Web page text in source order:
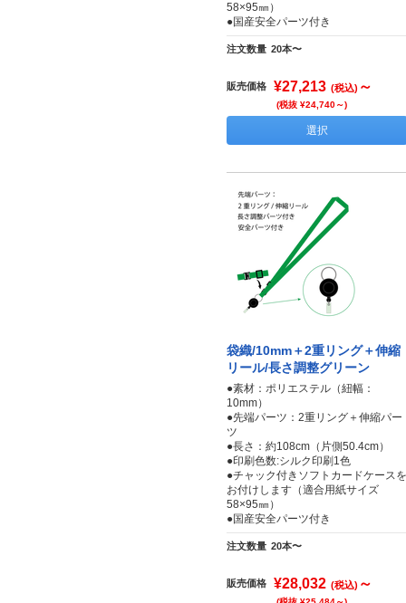
58×95㎜）
●国産安全パーツ付き
注文数量 20本〜
販売価格 ¥27,213 (税込) ～
(税抜 ¥24,740～)
選択
袋織/10mm＋2重リング＋伸縮
リール/長さ調整グリーン
●素材：ポリエステル（紐幅：
10mm）
●先端パーツ：2重リング＋伸縮パー
ツ
●長さ：約108cm（片側50.4cm）
●印刷色数:シルク印刷1色
●チャック付きソフトカードケースを
お付けします（適合用紙サイズ
58×95㎜）
●国産安全パーツ付き
注文数量 20本〜
販売価格 ¥28,032 (税込) ～